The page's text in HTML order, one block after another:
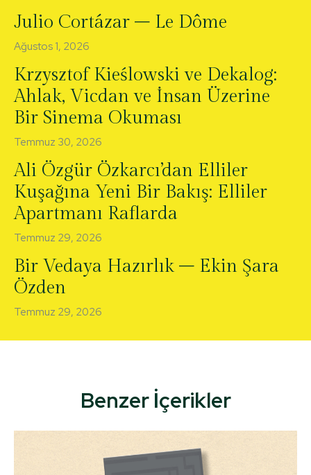
Julio Cortázar – Le Dôme
Ağustos 1, 2026
Krzysztof Kieślowski ve Dekalog:
Ahlak, Vicdan ve İnsan Üzerine
Bir Sinema Okuması
Temmuz 30, 2026
Ali Özgür Özkarcı’dan Elliler
Kuşağına Yeni Bir Bakış: Elliler
Apartmanı Raflarda
Temmuz 29, 2026
Bir Vedaya Hazırlık – Ekin Şara
Özden
Temmuz 29, 2026
Benzer İçerikler